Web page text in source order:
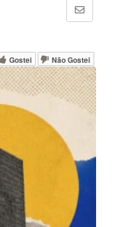
Share
Email
Gostei Não Gostei